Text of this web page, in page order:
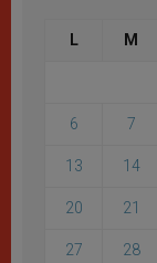
L M
6 7
13 14
20 21
27 28